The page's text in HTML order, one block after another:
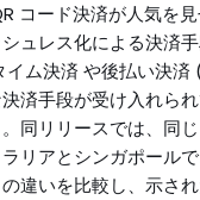
コード決済が人気を
ュレス化による決済
ム決済 や後払い決済
済手段が受け入れら
同リリースでは、同
リアとシンガポール
違いを比較し、示さ